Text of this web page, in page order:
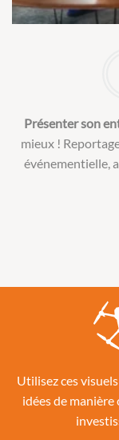
Présenter son
mieux !
événementielle,
Utilisez ces
idées de